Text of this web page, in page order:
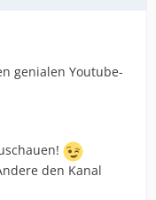
genialen Youtube-
den Kanal